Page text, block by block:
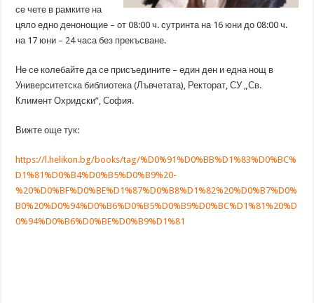
се чете в рамките на
цяло едно денонощие – от 08:00 ч. сутринта на 16 юни до 08:00 ч.
на 17 юни – 24 часа без прекъсване.
Не се колебайте да се присъедините – един ден и една нощ в
Университетска библиотека (Лъвчетата), Ректорат, СУ „Св.
Климент Охридски”, София.
Вижте още тук:
https://l.helikon.bg/books/tag/%D0%91%D0%BB%D1%83%D0%BC%
D1%81%D0%B4%D0%B5%D0%B9%20-
%20%D0%BF%D0%BE%D1%87%D0%B8%D1%82%20%D0%B7%D0%
B0%20%D0%94%D0%B6%D0%B5%D0%B9%D0%BC%D1%81%20%D
0%94%D0%B6%D0%BE%D0%B9%D1%81